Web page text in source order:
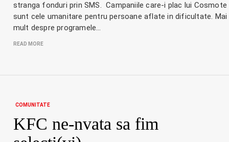
stranga fonduri prin SMS. Campaniile care-i plac lui Cosmote
sunt cele umanitare pentru persoane aflate in dificultate. Mai
mult despre programele…
READ MORE
COMUNITATE
KFC ne-nvata sa fim